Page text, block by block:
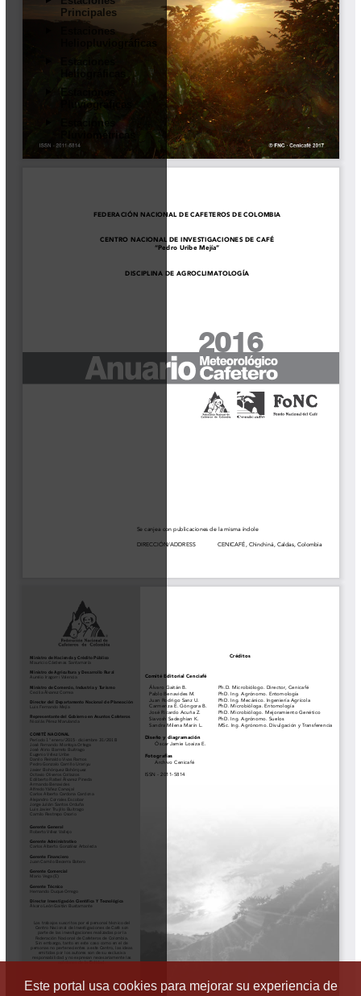
Este portal usa cookies para mejorar su experiencia de